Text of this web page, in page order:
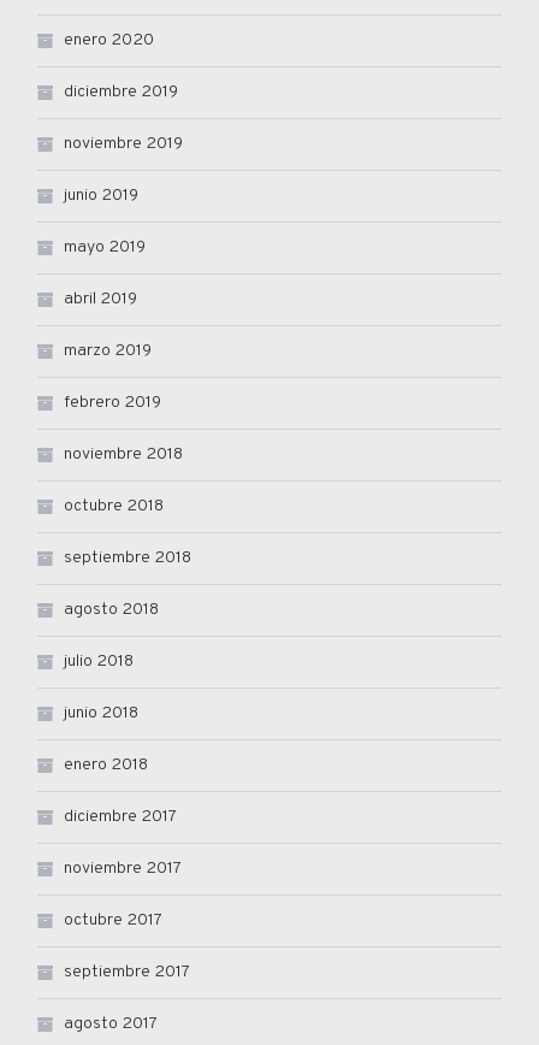
enero 2020
diciembre 2019
noviembre 2019
junio 2019
mayo 2019
abril 2019
marzo 2019
febrero 2019
noviembre 2018
octubre 2018
septiembre 2018
agosto 2018
julio 2018
junio 2018
enero 2018
diciembre 2017
noviembre 2017
octubre 2017
septiembre 2017
agosto 2017